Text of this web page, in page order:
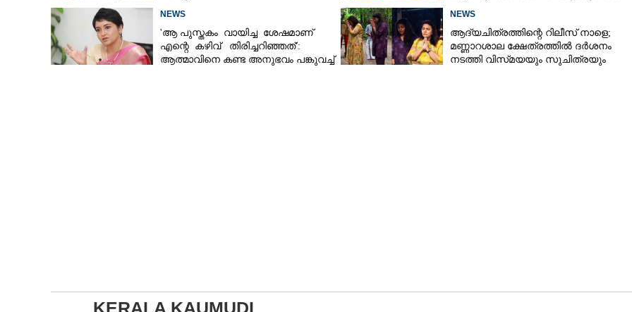
NEWS
'ആ പുസ്തകം വായിച്ച ശേഷമാണ്
എന്റെ കഴിവ് തിരിച്ചറിഞ്ഞത്':
ആത്മാവിനെ കണ്ട അനുഭവം പങ്കുവച്ച്
NEWS
ആദ്യചിത്രത്തിന്റെ റിലീസ് നാളെ;
മണ്ണാറശാല ക്ഷേത്രത്തിൽ ദർശനം
നടത്തി വിസ്‌മയയും സുചിത്രയും
KERALA KAUMUDI